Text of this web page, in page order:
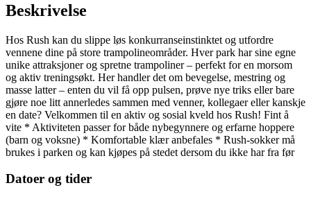
Beskrivelse
Hos Rush kan du slippe løs konkurranseinstinktet og utfordre
vennene dine på store trampolineområder. Hver park har sine egne
unike attraksjoner og spretne trampoliner – perfekt for en morsom
og aktiv treningsøkt. Her handler det om bevegelse, mestring og
masse latter – enten du vil få opp pulsen, prøve nye triks eller bare
gjøre noe litt annerledes sammen med venner, kollegaer eller kanskje
en date? Velkommen til en aktiv og sosial kveld hos Rush! Fint å
vite * Aktiviteten passer for både nybegynnere og erfarne hoppere
(barn og voksne) * Komfortable klær anbefales * Rush-sokker må
brukes i parken og kan kjøpes på stedet dersom du ikke har fra før
Datoer og tider